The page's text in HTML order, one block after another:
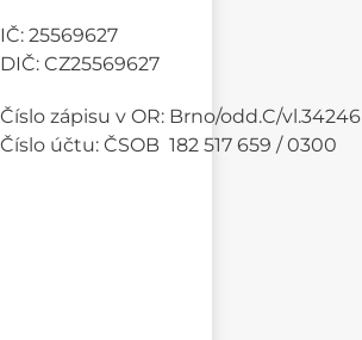
IČ: 25569627
DIČ: CZ25569627
Číslo zápisu v OR: Brno/odd.C/vl.34246
Číslo účtu: ČSOB 182 517 659 / 0300